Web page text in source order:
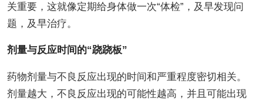
关重要，这就像定期给身体做一次“体检”，及早发现问
题，及早治疗。
剂量与反应时间的“跷跷板”
药物剂量与不良反应出现的时间和严重程度密切相关。
剂量越大，不良反应出现的可能性越高，并且可能出现